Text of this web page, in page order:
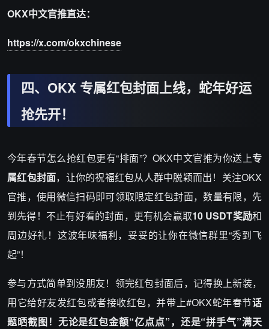
OKX中文官推直达：
https://x.com/okxchinese
四、OKX 专属红包封面上线，蛇年好运
抢先开！
今年春节怎么抢红包更有“排面”？OKX中文官推为你送上专
属红包封面，让你的祝福红包从人群中脱颖而出！关注OKX
官推，使用微信扫码即可领取限定红包封面，数量有限，先
到先得！不止有好看的封面，更有机会赢取10 USDT奖励和
周边好礼！这波年味福利，妥妥的让你在微信群里“秀到飞
起”！
参与方式简单到没朋友！领完红包封面后，记得换上新装，
用它给好友发红包或者接收红包，并带上#OKX蛇年春节话
题晒截图！无论是红包金额“亿点点”，还是“拼手气”满天